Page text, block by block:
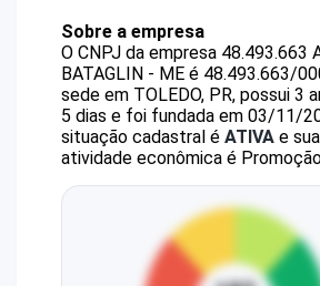
Sobre a empresa
O CNPJ da empresa 48.493.663
BATAGLIN - ME é 48.493.663/
sede em TOLEDO, PR, possui 3
5 dias e foi fundada em 03/11/
situação cadastral é ATIVA e
atividade econômica é